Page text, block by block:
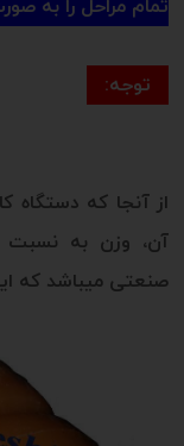
توجه:
از آنجا که دستگاه
آن، وزن به نسبت
صنعتی میباشد که